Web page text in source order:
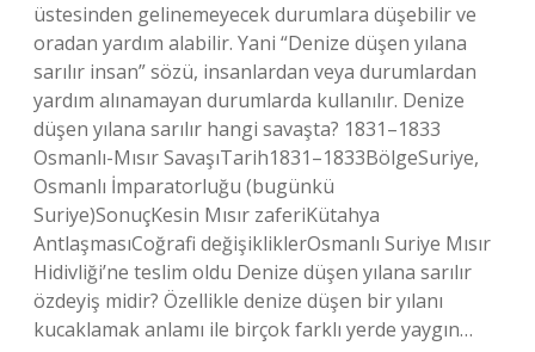
üstesinden gelinemeyecek durumlara düşebilir ve
oradan yardım alabilir. Yani “Denize düşen yılana
sarılır insan” sözü, insanlardan veya durumlardan
yardım alınamayan durumlarda kullanılır. Denize
düşen yılana sarılır hangi savaşta? 1831–1833
Osmanlı-Mısır SavaşıTarih1831–1833BölgeSuriye,
Osmanlı İmparatorluğu (bugünkü
Suriye)SonuçKesin Mısır zaferiKütahya
AntlaşmasıCoğrafi değişikliklerOsmanlı Suriye Mısır
Hidivliği’ne teslim oldu Denize düşen yılana sarılır
özdeyiş midir? Özellikle denize düşen bir yılanı
kucaklamak anlamı ile birçok farklı yerde yaygın…